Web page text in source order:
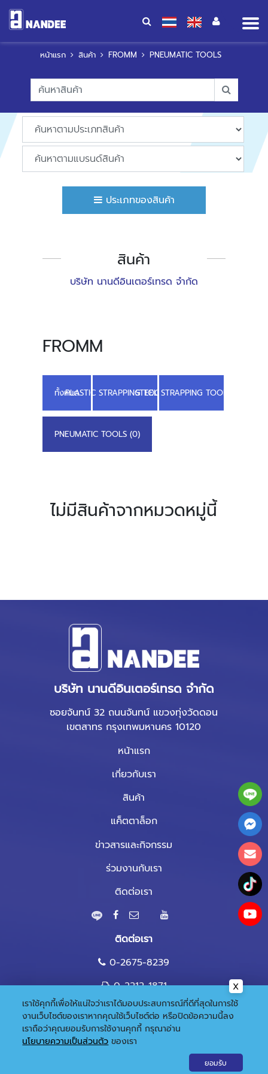
หน้าแรก สินค้า FROMM PNEUMATIC TOOLS
ประเภทของสินค้า
สินค้า
บริษัท นานดีอินเตอร์เทรด จำกัด
FROMM
ทั้งหมด
PLASTIC STRAPPING TOOLS (12)STEEL STRAPPING TOOLS (18)
PNEUMATIC TOOLS (0)
ไม่มีสินค้าจากหมวดหมู่นี้
บริษัท นานดีอินเตอร์เทรด จำกัด
ซอยจันทน์ 32 ถนนจันทน์ แขวงทุ่งวัดดอน
เขตสาทร กรุงเทพมหานคร 10120
หน้าแรก
เกี่ยวกับเรา
สินค้า
แค็ตตาล็อก
ข่าวสารและกิจกรรม
ร่วมงานกับเรา
ติดต่อเรา
ติดต่อเรา
0-2675-8239
0-2212-1871
marketing@nandee.co.th
© 2020 Copyright:Gramickhouse.com
เราใช้คุกกี้เพื่อให้แน่ใจว่าเราได้มอบประสบการณ์ที่ดีที่สุดในการใช้
งานเว็บไซต์ของเราหากคุณใช้เว็บไซต์ต่อ หรือปิดข้อความนี้ลง
เราถือว่าคุณยอมรับการใช้งานคุกกี้ กรุณาอ่าน
นโยบายความเป็นส่วนตัว ของเรา
ยอมรับ